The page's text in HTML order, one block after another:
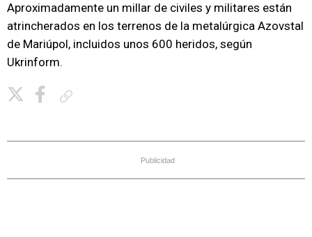
Aproximadamente un millar de civiles y militares están
atrincherados en los terrenos de la metalúrgica Azovstal
de Mariúpol, incluidos unos 600 heridos, según
Ukrinform.
Publicidad